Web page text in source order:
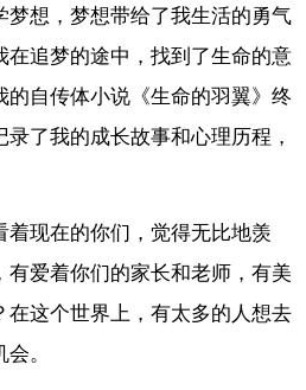
梦想，梦想带给了我生活的勇气
在追梦的途中，找到了生命的意
的自传体小说《生命的羽翼》终
了我的成长故事和心理历程，
着现在的你们，觉得无比地羡
有爱着你们的家长和老师，有美
在这个世界上，有太多的人想去
。